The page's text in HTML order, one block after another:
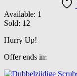
Available: 1
Sold: 12
Hurry Up!
Offer ends in: